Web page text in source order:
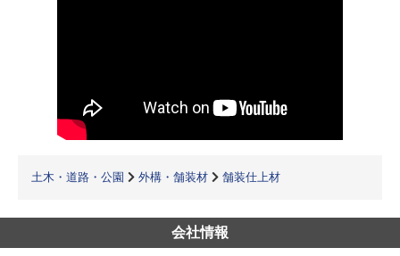
土木・道路・公園 外構・舗装材 舗装仕上材
会社情報